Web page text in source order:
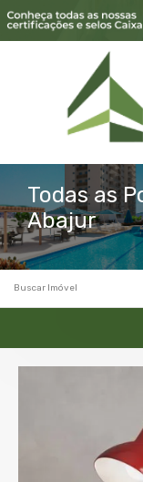
Todas as
Abajur
Buscar Imóvel